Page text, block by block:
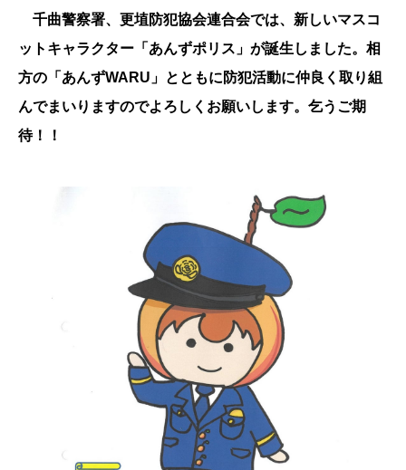
千曲警察署、更埴防犯協会連合会では、新しいマスコ
ットキャラクター「あんずポリス」が誕生しました。相
方の「あんずWARU」とともに防犯活動に仲良く取り組
んでまいりますのでよろしくお願いします。乞うご期
待！！